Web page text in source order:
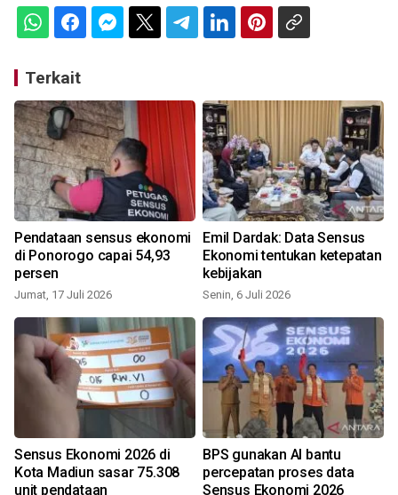
Terkait
Pendataan sensus ekonomi
di Ponorogo capai 54,93
persen
Jumat, 17 Juli 2026
Emil Dardak: Data Sensus
Ekonomi tentukan ketepatan
kebijakan
Senin, 6 Juli 2026
Sensus Ekonomi 2026 di
Kota Madiun sasar 75.308
unit pendataan
BPS gunakan AI bantu
percepatan proses data
Sensus Ekonomi 2026